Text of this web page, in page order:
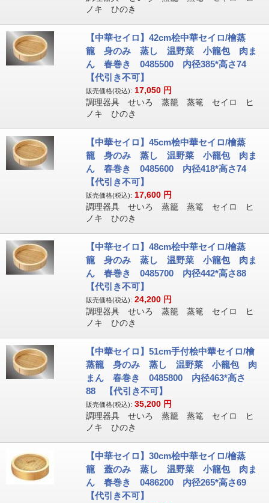
ノキ ひのき
【中華セイロ】42cm桧中華セイロ/檜蒸
籠 身のみ 蒸し 温野菜 小籠包 肉ま
ん 春巻き 0485500 内径385*高さ74
【代引き不可】
販売価格(税込): 17,050 円
調理器具 せいろ 蒸籠 蒸篭 セイロ ヒ
ノキ ひのき
【中華セイロ】45cm桧中華セイロ/檜蒸
籠 身のみ 蒸し 温野菜 小籠包 肉ま
ん 春巻き 0485600 内径418*高さ74
【代引き不可】
販売価格(税込): 17,600 円
調理器具 せいろ 蒸籠 蒸篭 セイロ ヒ
ノキ ひのき
【中華セイロ】48cm桧中華セイロ/檜蒸
籠 身のみ 蒸し 温野菜 小籠包 肉ま
ん 春巻き 0485700 内径442*高さ88
【代引き不可】
販売価格(税込): 24,200 円
調理器具 せいろ 蒸籠 蒸篭 セイロ ヒ
ノキ ひのき
【中華セイロ】51cm手付桧中華セイロ/檜
蒸籠 身のみ 蒸し 温野菜 小籠包 肉
まん 春巻き 0485800 内径463*高さ
88 【代引き不可】
販売価格(税込): 35,200 円
調理器具 せいろ 蒸籠 蒸篭 セイロ ヒ
ノキ ひのき
【中華セイロ】30cm桧中華セイロ/檜蒸
籠 蓋のみ 蒸し 温野菜 小籠包 肉ま
ん 春巻き 0486200 内径265*高さ69
【代引き不可】